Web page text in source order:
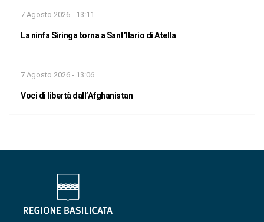
7 Agosto 2026 - 13:11
La ninfa Siringa torna a Sant’Ilario di Atella
7 Agosto 2026 - 13:06
Voci di libertà dall’Afghanistan